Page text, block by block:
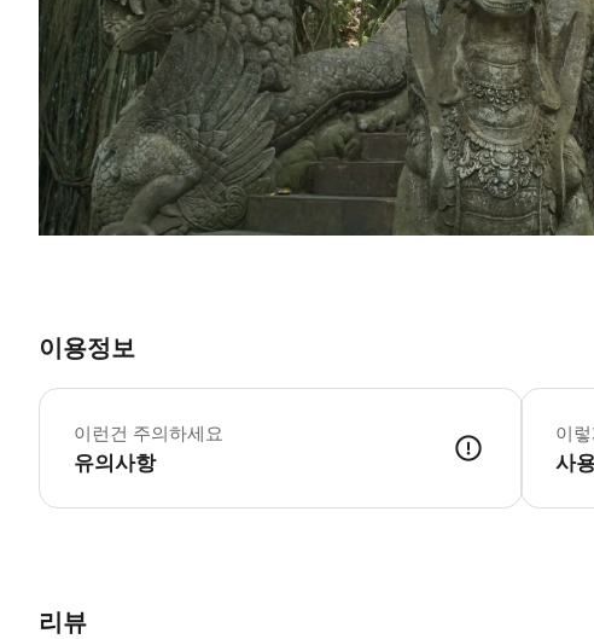
이용정보
이런건 주의하세요
유의사항
- 준비물:
이
사
리뷰